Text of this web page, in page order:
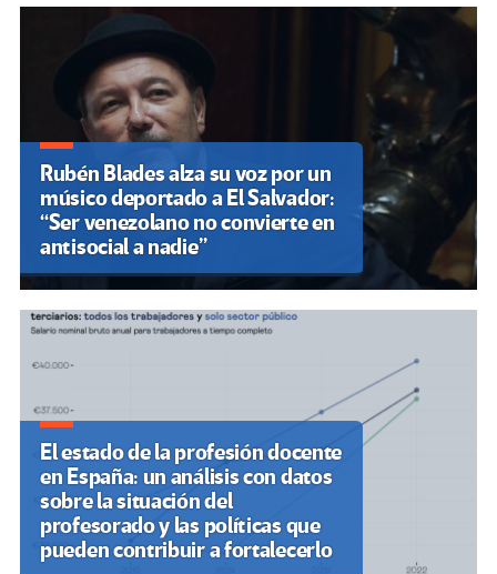
Rubén Blades alza su voz por un
músico deportado a El Salvador:
“Ser venezolano no convierte en
antisocial a nadie”
El estado de la profesión docente
en España: un análisis con datos
sobre la situación del
profesorado y las políticas que
pueden contribuir a fortalecerlo